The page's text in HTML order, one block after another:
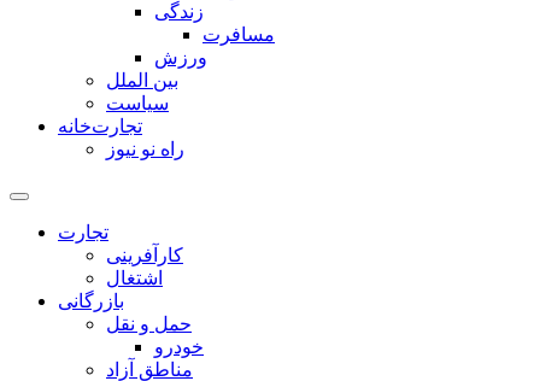
زندگی
مسافرت
ورزش
بین الملل
سیاست
تجارت‌خانه
راه نو نیوز
تجارت
کارآفرینی
اشتغال
بازرگانی
حمل و نقل
خودرو
مناطق آزاد